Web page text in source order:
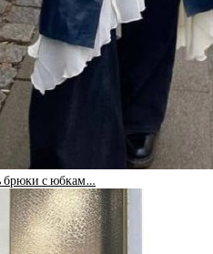
брюки с юбкам…